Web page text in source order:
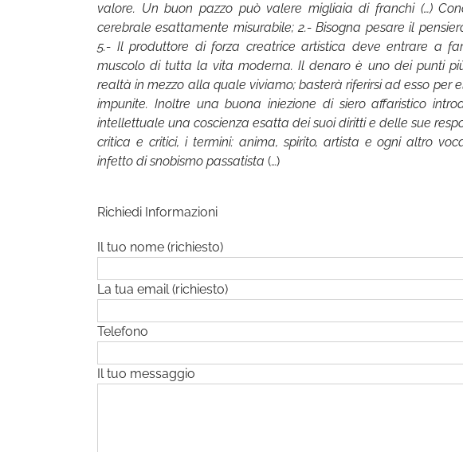
valore. Un buon pazzo può valere migliaia di franchi (…)
cerebrale esattamente misurabile; 2.- Bisogna pesare il
5.- Il produttore di forza creatrice artistica deve entrare a
muscolo di tutta la vita moderna. Il denaro è uno dei punti
realtà in mezzo alla quale viviamo; basterà riferirsi ad esso per
impunite. Inoltre una buona iniezione di siero affaristico
intellettuale una coscienza esatta dei suoi diritti e delle sue
critica e critici, i termini: anima, spirito, artista e ogni altro
infetto di snobismo passatista (…)
Richiedi Informazioni
Il tuo nome (richiesto)
La tua email (richiesto)
Telefono
Il tuo messaggio